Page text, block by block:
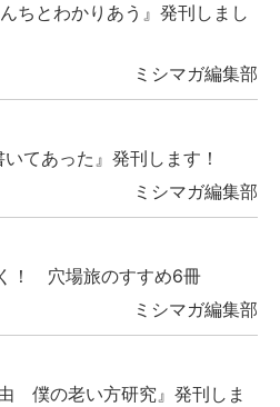
ちとわかりあう』発刊しまし
ミシマガ編集部
てあった』発刊します！
ミシマガ編集部
！ 穴場旅のすすめ6冊
ミシマガ編集部
僕の老い方研究』発刊しま